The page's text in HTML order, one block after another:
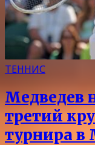
ТЕННИС
Медведев
третий
турнира в